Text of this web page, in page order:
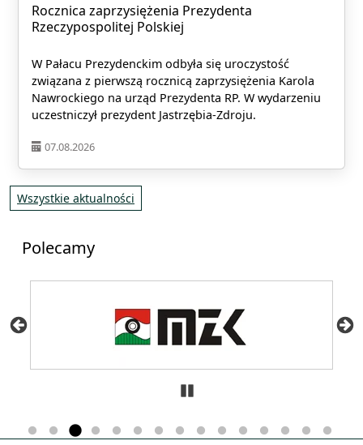
Rocznica zaprzysiężenia Prezydenta
Rzeczypospolitej Polskiej
W Pałacu Prezydenckim odbyła się uroczystość
związana z pierwszą rocznicą zaprzysiężenia Karola
Nawrockiego na urząd Prezydenta RP. W wydarzeniu
uczestniczył prezydent Jastrzębia-Zdroju.
07.08.2026
Wszystkie aktualności
Polecamy
Zatrzymaj